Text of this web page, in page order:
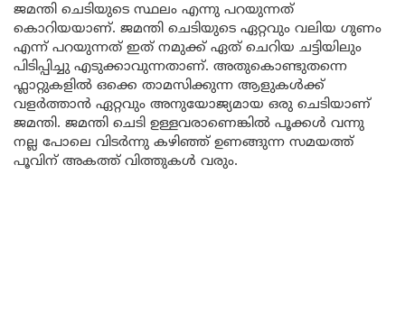
ജമന്തി ചെടിയുടെ സ്ഥലം എന്നു പറയുന്നത്
കൊറിയയാണ്. ജമന്തി ചെടിയുടെ ഏറ്റവും വലിയ ഗുണം
എന്ന് പറയുന്നത് ഇത് നമുക്ക് ഏത് ചെറിയ ചട്ടിയിലും
പിടിപ്പിച്ചു എടുക്കാവുന്നതാണ്. അതുകൊണ്ടുതന്നെ
ഫ്ലാറ്റുകളിൽ ഒക്കെ താമസിക്കുന്ന ആളുകൾക്ക്
വളർത്താൻ ഏറ്റവും അനുയോജ്യമായ ഒരു ചെടിയാണ്
ജമന്തി. ജമന്തി ചെടി ഉള്ളവരാണെങ്കിൽ പൂക്കൾ വന്നു
നല്ല പോലെ വിടർന്നു കഴിഞ്ഞ് ഉണങ്ങുന്ന സമയത്ത്
പൂവിന് അകത്ത് വിത്തുകൾ വരും.